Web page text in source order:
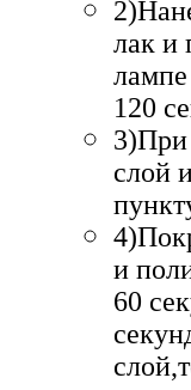
лак и
120
3)При
слой
и
60